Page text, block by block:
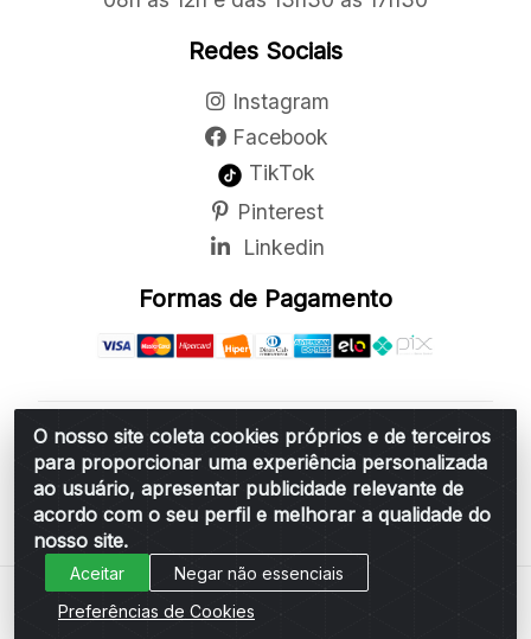
O nosso site coleta cookies próprios e de terceiros
para proporcionar uma experiência personalizada
ao usuário, apresentar publicidade relevante de
acordo com o seu perfil e melhorar a qualidade do
nosso site.
Aceitar
Negar não essenciais
Preferências de Cookies
Redes Sociais
Instagram
Facebook
TikTok
Pinterest
Linkedin
Formas de Pagamento
Belchior Cortinas e Acessórios LTDA - R: Rua
Vereador Sérgio Leopoldino Alves, 876 - Santa
Bárbara d'Oeste/SP - CEP 13.456-166 - CNPJ
06.314.073/0001-34